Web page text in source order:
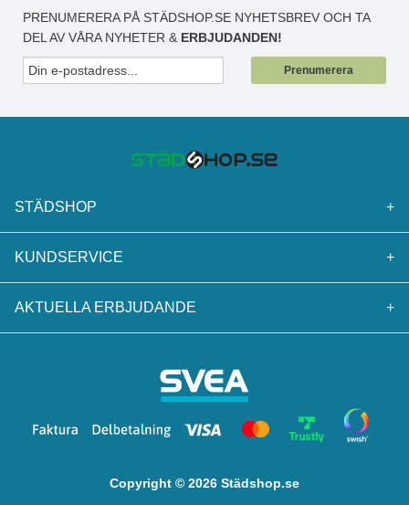
PRENUMERERA PÅ STÄDSHOP.SE NYHETSBREV OCH TA
DEL AV VÅRA NYHETER & ERBJUDANDEN!
Prenumerera
STÄDSHOP +
KUNDSERVICE +
AKTUELLA ERBJUDANDE +
Copyright © 2026 Städshop.se